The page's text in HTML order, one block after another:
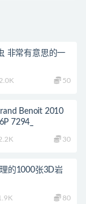
非常有意思的一
2.0K 50
Benoit 2010
至2014 年的3D作品合集 346P 7294_
30
的1000张3D岩
80